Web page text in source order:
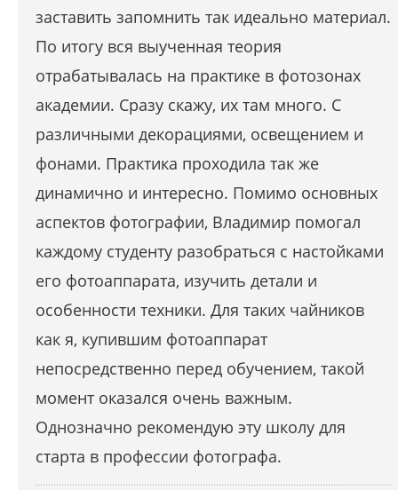
заставить запомнить так идеально материал.
По итогу вся выученная теория
отрабатывалась на практике в фотозонах
академии. Сразу скажу, их там много. С
различными декорациями, освещением и
фонами. Практика проходила так же
динамично и интересно. Помимо основных
аспектов фотографии, Владимир помогал
каждому студенту разобраться с настойками
его фотоаппарата, изучить детали и
особенности техники. Для таких чайников
как я, купившим фотоаппарат
непосредственно перед обучением, такой
момент оказался очень важным.
Однозначно рекомендую эту школу для
старта в профессии фотографа.